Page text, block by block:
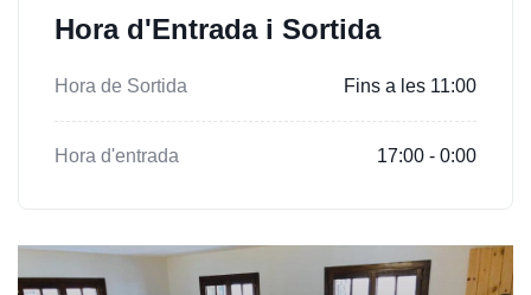
Hora d'Entrada i Sortida
Hora de Sortida Fins a les 11:00
Hora d'entrada 17:00 - 0:00